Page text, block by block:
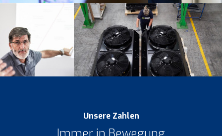
Unsere Zahlen